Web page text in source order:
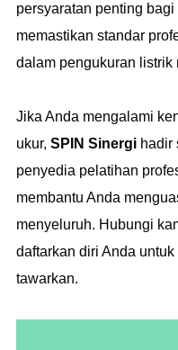
persyaratan penting
memastikan standar
dalam pengukuran listrik
Jika Anda mengalami
ukur, SPIN Sinergi hadir
penyedia pelatihan
membantu Anda
menyeluruh. Hubungi
daftarkan diri Anda
tawarkan.